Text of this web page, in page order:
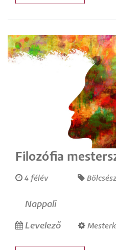
Filozófia
4 félév
Nappali
Levelező